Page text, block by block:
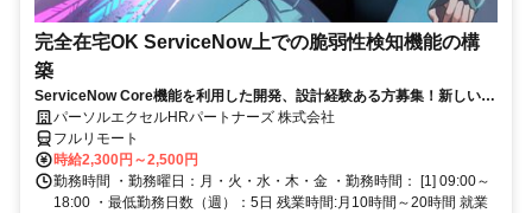
完全在宅OK ServiceNow上での脆弱性検知機能の構
築
ServiceNow Core機能を利用した開発、設計経験ある方募集！新しい技
術のキャッチアップが好きな方大歓迎！完全在宅のお仕事★
パーソルエクセルHRパートナーズ 株式会社
フルリモート
時給2,300円～2,500円
勤務時間 ・勤務曜日：月・火・水・木・金 ・勤務時間： [1] 09:00～
18:00 ・最低勤務日数（週）：5日 残業時間:月10時間～20時間 就業